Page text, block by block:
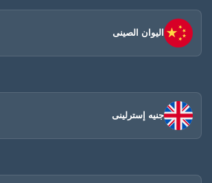
اليوان الصينى​
جنيه إسترلينى